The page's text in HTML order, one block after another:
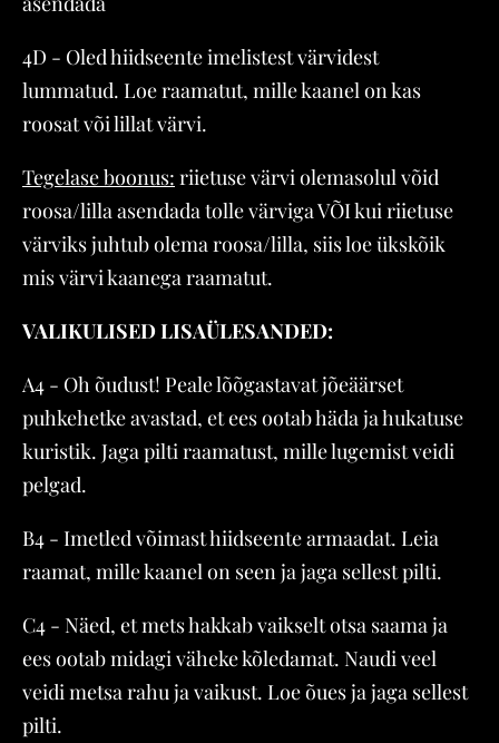
4D - Oled hiidseente imelistest värvidest
lummatud. Loe raamatut, mille kaanel on kas
roosat või lillat värvi.
Tegelase boonus: riietuse värvi olemasolul võid
roosa/lilla asendada tolle värviga VÕI kui riietuse
värviks juhtub olema roosa/lilla, siis loe ükskõik
mis värvi kaanega raamatut.
VALIKULISED LISAÜLESANDED:
A4 - Oh õudust! Peale lõõgastavat jõeäärset
puhkehetke avastad, et ees ootab häda ja hukatuse
kuristik. Jaga pilti raamatust, mille lugemist veidi
pelgad.
B4 - Imetled võimast hiidseente armaadat. Leia
raamat, mille kaanel on seen ja jaga sellest pilti.
C4 - Näed, et mets hakkab vaikselt otsa saama ja
ees ootab midagi väheke kõledamat. Naudi veel
veidi metsa rahu ja vaikust. Loe õues ja jaga sellest
pilti.